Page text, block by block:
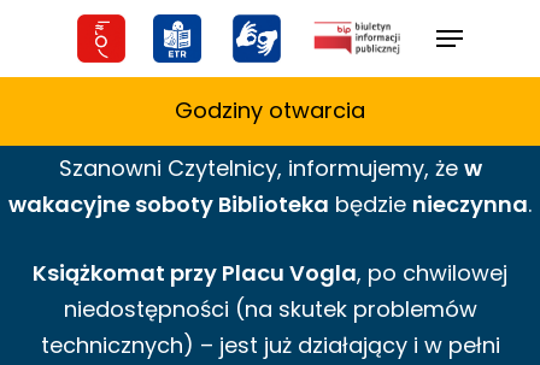
Menu
Godziny otwarcia
Szanowni Czytelnicy, informujemy, że w
wakacyjne soboty Biblioteka będzie nieczynna.
Książkomat przy Placu Vogla, po chwilowej
niedostępności (na skutek problemów
technicznych) – jest już działający i w pełni